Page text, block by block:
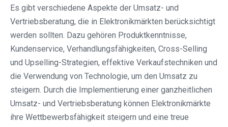
Es gibt verschiedene Aspekte der Umsatz- und
Vertriebsberatung, die in Elektronikmärkten berücksichtigt
werden sollten. Dazu gehören Produktkenntnisse,
Kundenservice, Verhandlungsfähigkeiten, Cross-Selling
und Upselling-Strategien, effektive Verkaufstechniken und
die Verwendung von Technologie, um den Umsatz zu
steigern. Durch die Implementierung einer ganzheitlichen
Umsatz- und Vertriebsberatung können Elektronikmärkte
ihre Wettbewerbsfähigkeit steigern und eine treue